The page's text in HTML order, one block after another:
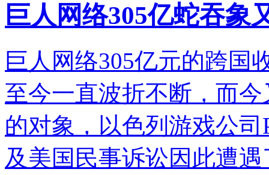
巨人网络305亿蛇吞象
巨人网络305亿元的跨国
至今一直波折不断，而
的对象，以色列游戏公
及美国民事诉讼因此遭